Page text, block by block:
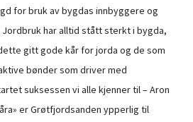
for bruk av bygdas innbyggere og
har alltid stått sterkt i bygda,
gitt gode kår for jorda og de som
bønder som driver med
suksessen vi alle kjenner til – Aron
er Grøtfjordsanden ypperlig til